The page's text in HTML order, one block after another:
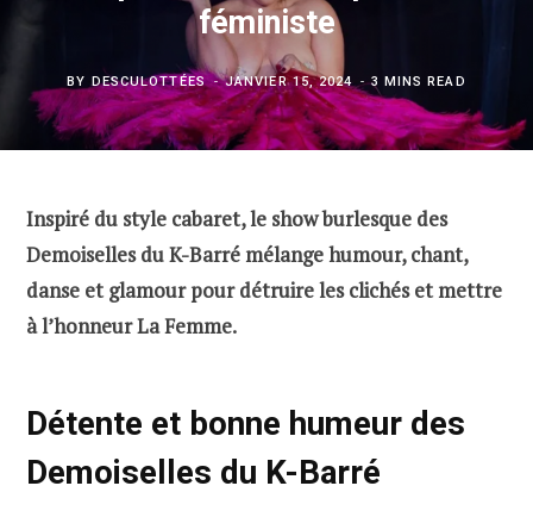
féministe
BY DESCULOTTÉES JANVIER 15, 2024 3 MINS READ
Inspiré du style cabaret, le show burlesque des
Demoiselles du K-Barré mélange humour, chant,
danse et glamour pour détruire les clichés et mettre
à l’honneur La Femme.
Détente et bonne humeur des
Demoiselles du K-Barré